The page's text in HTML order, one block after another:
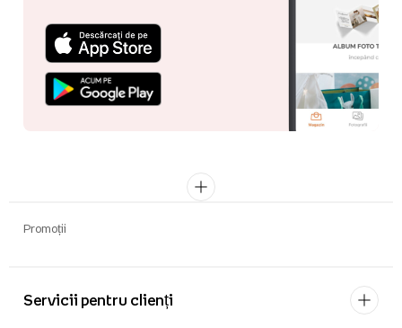
Promoții
Servicii pentru clienți